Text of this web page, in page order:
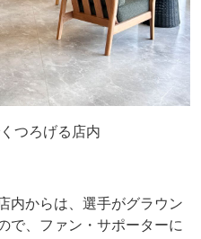
つろげる店内
内からは、選手がグラウン
で、ファン・サポーターに